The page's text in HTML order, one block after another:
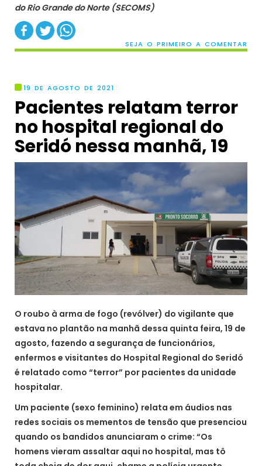
do Rio Grande do Norte (SECOMS)
SEJA O PRIMEIRO A COMENTAR
19 DE AGOSTO DE 2021
Pacientes relatam terror
no hospital regional do
Seridó nessa manhã, 19
O roubo à arma de fogo (revólver) do vigilante que
estava no plantão na manhã dessa quinta feira, 19 de
agosto, fazendo a segurança de funcionários,
enfermos e visitantes do Hospital Regional do Seridó
é relatado como “terror” por pacientes da unidade
hospitalar.
Um paciente (sexo feminino) relata em áudios nas
redes sociais os mementos de tensão que presenciou
quando os bandidos anunciaram o crime: “Os
homens vieram assaltar aqui no hospital, mas tô